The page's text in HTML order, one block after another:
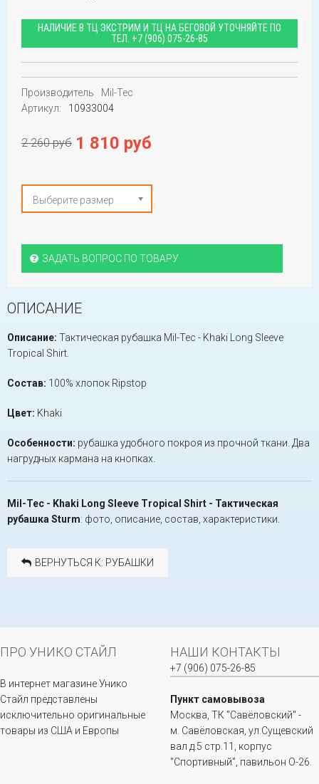
НАЛИЧИЕ В ТЦ ЭКСТРИМ И ТЦ НА БЕГОВОЙ УТОЧНЯЙТЕ ПО
ТЕЛ. +7 (906) 075-26-85
Производитель
Mil-Tec
Артикул:
10933004
2 260 руб 1 810 руб
Выберите размер
ЗАДАТЬ ВОПРОС ПО ТОВАРУ
ОПИСАНИЕ
Описание: Тактическая рубашка Mil-Tec - Khaki Long Sleeve
Tropical Shirt.
Состав: 100% хлопок Ripstop
Цвет: Khaki
Особенности: рубашка удобного покроя из прочной ткани. Два
нагрудных кармана на кнопках.
Mil-Tec - Khaki Long Sleeve Tropical Shirt - Тактическая
рубашка Sturm: фото, описание, состав, характеристики.
ВЕРНУТЬСЯ К: РУБАШКИ
ПРО УНИКО СТАЙЛ
В интернет магазине Унико
Стайл представлены
исключительно оригинальные
товары из США и Европы
НАШИ КОНТАКТЫ
+7 (906) 075-26-85
Пункт самовывоза
Москва, ТК "Савёловский" -
м. Савёловская, ул.Сущевский
вал д.5 стр.11, корпус
"Спортивный", павильон О-26.